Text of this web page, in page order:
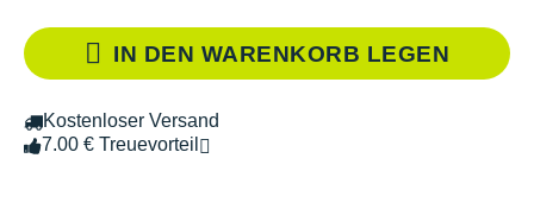
IN DEN WARENKORB LEGEN
Kostenloser Versand
7.00 € Treuevorteil